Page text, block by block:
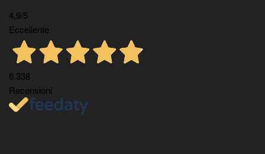
4,9/5
Eccellente
6.338
Recensioni